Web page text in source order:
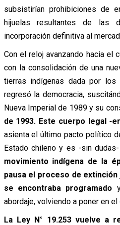
subsistirían prohibiciones de
hijuelas resultantes de las
incorporación definitiva al
Con el reloj avanzando hacia el
con la consolidación de una
tierras indígenas dada por los
regresó la democracia,
Nueva Imperial de 1989 y su
de 1993. Este cuerpo legal -
asienta el último pacto político
Estado chileno y es -sin dudas-
movimiento indígena de la
pausa el proceso de
se encontraba programado
abordaje, volviendo a poner en
La Ley N° 19.253 vuelve a